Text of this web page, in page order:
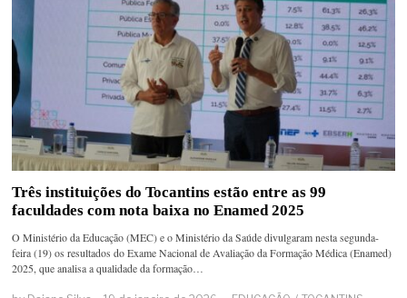
Três instituições do Tocantins estão entre as 99
faculdades com nota baixa no Enamed 2025
O Ministério da Educação (MEC) e o Ministério da Saúde divulgaram nesta segunda-
feira (19) os resultados do Exame Nacional de Avaliação da Formação Médica (Enamed)
2025, que analisa a qualidade da formação…